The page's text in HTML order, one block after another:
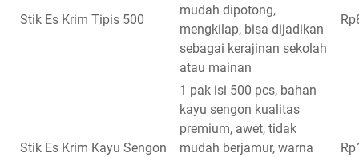
Stik Es Krim Tipis 500
mudah dipotong,
mengkilap, bisa dijadikan
sebagai kerajinan sekolah
atau mainan
Stik Es Krim Kayu Sengon
1 pak isi 500 pcs, bahan
kayu sengon kualitas
premium, awet, tidak
mudah berjamur, warna